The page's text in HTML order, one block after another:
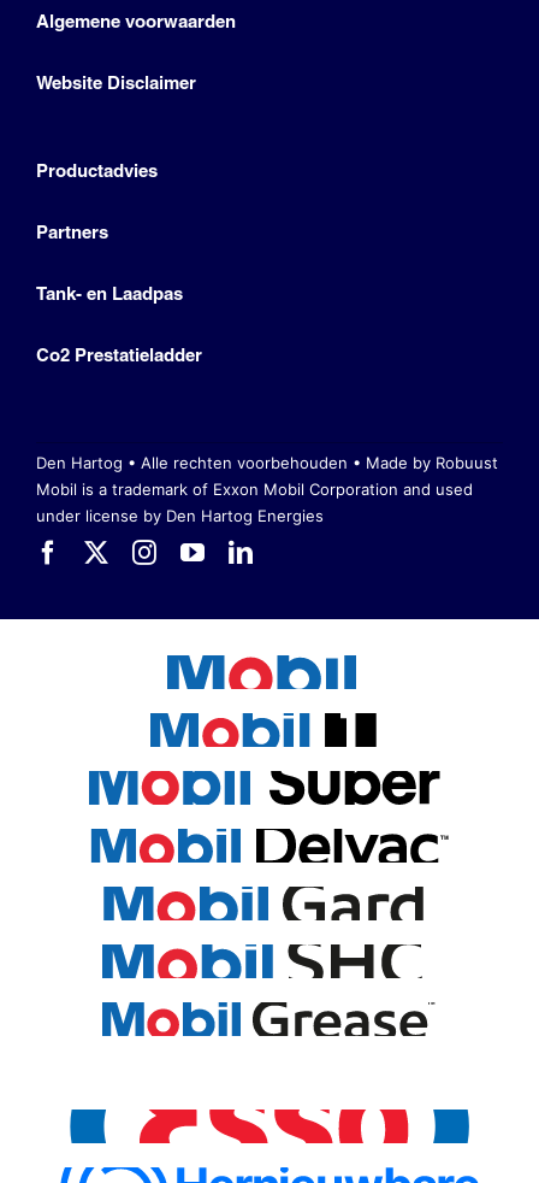
Algemene voorwaarden
Website Disclaimer
Productadvies
Partners
Tank- en Laadpas
Co2 Prestatieladder
Den Hartog • Alle rechten voorbehouden • Made by Robuust
Mobil is a trademark of Exxon Mobil Corporation and used
under license by Den Hartog Energies